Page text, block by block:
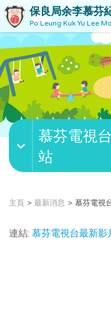
保良局余李慕芬
Po Leung Kuk Yu Lee
慕芬電視
站
主頁 最新消息 慕芬電視
連結: 慕芬電視台最新